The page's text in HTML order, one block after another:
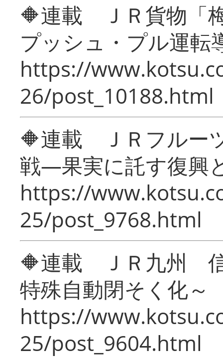
🔶連載 ＪＲ貨物「
プッシュ・プル運転
https://
26/post_10188.html
🔶連載 ＪＲフルー
戦―果実に託す復興
https://
25/post_9768.html
🔶連載 ＪＲ九州 信
特殊自動閉そく化～
https://
25/post_9604.html